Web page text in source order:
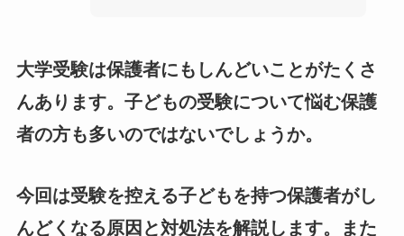
大学受験は保護者にもしんどいことがたくさ
んあります。子どもの受験について悩む保護
者の方も多いのではないでしょうか。
今回は受験を控える子どもを持つ保護者がし
んどくなる原因と対処法を解説します。また